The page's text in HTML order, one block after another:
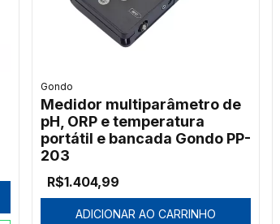
Gondo
Medidor multiparâmetro de
pH, ORP e temperatura
portátil e bancada Gondo PP-
203
R$1.404,99
ADICIONAR AO CARRINHO